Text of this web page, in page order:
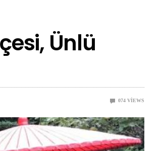
Ünlü
074 VIEWS